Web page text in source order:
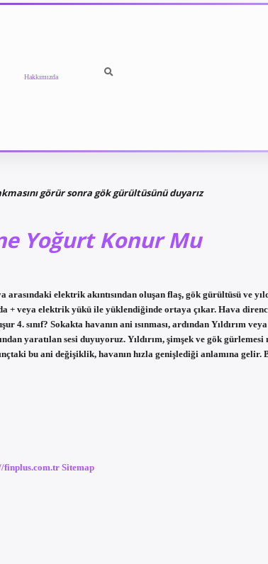
Hakkımızda
görür sonra gök gürültüsünü duyarız
Yoğurt Konur Mu
arasındaki elektrik akıntısından oluşan flaş, gök gürültüsü ve
+ veya elektrik yükü ile yüklendiğinde ortaya çıkar. Hava
sınıf? Sokakta havanın ani ısınması, ardından Yıldırım veya
yaratılan sesi duyuyoruz. Yıldırım, şimşek ve gök gürlemesi
bu ani değişiklik, havanın hızla genişlediği anlamına gelir.
finplus.com.tr Sitemap